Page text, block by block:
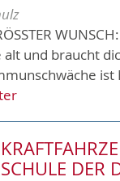
alt und braucht
DER